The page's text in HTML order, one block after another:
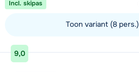
Incl. skipas
Toon variant (8 pers.)
Bekijk accommodatie
9,0